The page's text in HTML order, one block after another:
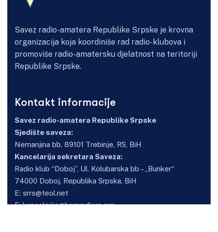
Savez radio-amatera Republike Srpske je krovna
organizacija koja koordiniše rad radio-klubova i
promoviše radio-amatersku djelatnost na teritoriji
Republike Srpske.
Kontakt informacije
Savez radio-amatera Republike Srpske
Sjedište saveza:
Nemanjina bb, 89101 Trebinje, RS, BiH
Kancelarija sekretara Saveza:
Radio klub “Doboj”, Ul. Kolubarska bb – „Bunker“
74000 Doboj, Republika Srpska, BiH
E: srrs@teol.net
E:kancelarija@hamradiors.org